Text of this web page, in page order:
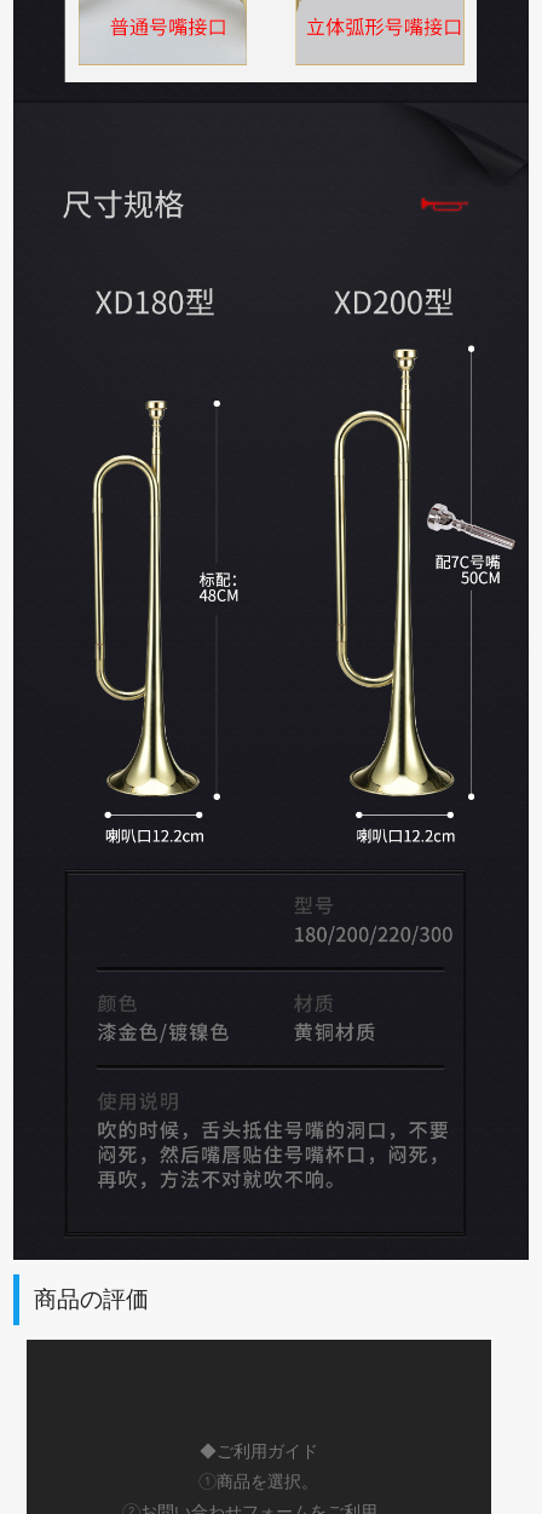
商品の評価
◆ご利用ガイド
①商品を選択。